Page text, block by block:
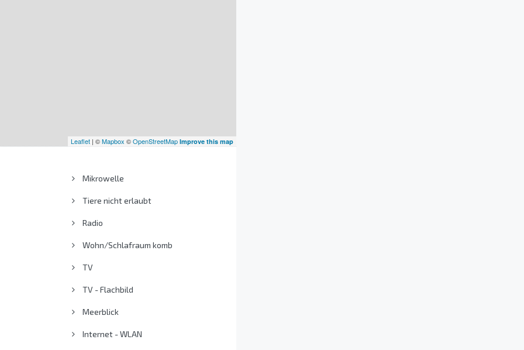
Leaflet | ©Mapbox ©OpenStreetMap Improve this map
Mikrowelle
Tiere nicht erlaubt
Radio
Wohn/Schlafraum komb
TV
TV - Flachbild
Meerblick
Internet - WLAN